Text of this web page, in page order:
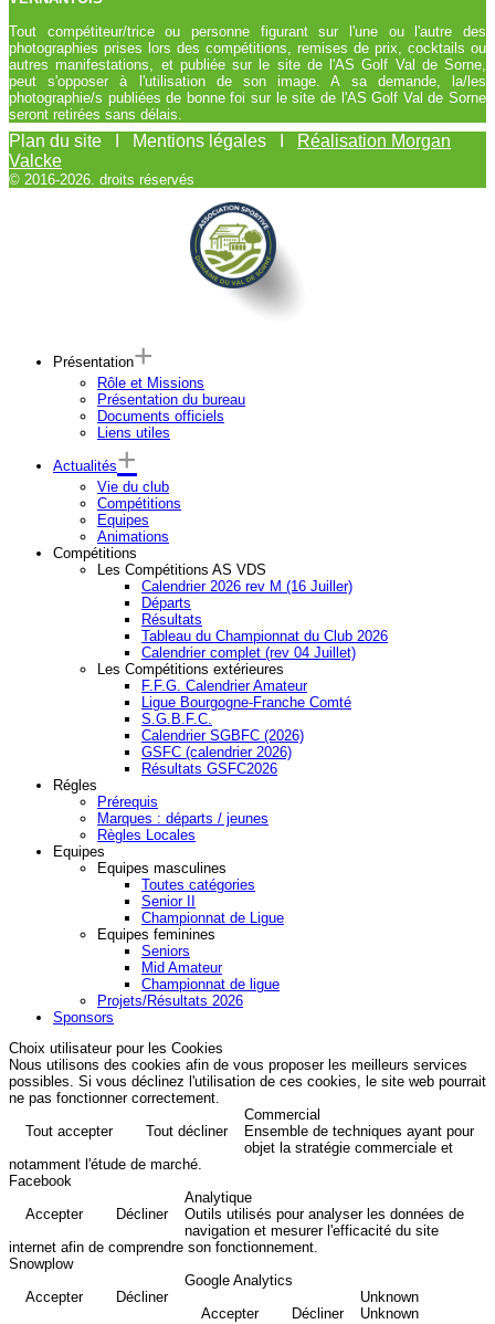
Tout compétiteur/trice ou personne figurant sur l'une ou l'autre des
photographies prises lors des compétitions, remises de prix, cocktails ou
autres manifestations, et publiée sur le site de l'AS Golf Val de Sorne,
peut s'opposer à l'utilisation de son image. A sa demande, la/les
photographie/s publiées de bonne foi sur le site de l'AS Golf Val de Sorne
seront retirées sans délais.
Plan du site I Mentions légales I
Réalisation Morgan
Valcke
© 2016-2026. droits réservés
Présentation
Rôle et Missions
Présentation du bureau
Documents officiels
Liens utiles
Actualités
Vie du club
Compétitions
Equipes
Animations
Compétitions
Les Compétitions AS VDS
Calendrier 2026 rev M (16 Juiller)
Départs
Résultats
Tableau du Championnat du Club 2026
Calendrier complet (rev 04 Juillet)
Les Compétitions extérieures
F.F.G. Calendrier Amateur
Ligue Bourgogne-Franche Comté
S.G.B.F.C.
Calendrier SGBFC (2026)
GSFC (calendrier 2026)
Résultats GSFC2026
Régles
Prérequis
Marques : départs / jeunes
Règles Locales
Equipes
Equipes masculines
Toutes catégories
Senior II
Championnat de Ligue
Equipes feminines
Seniors
Mid Amateur
Championnat de ligue
Projets/Résultats 2026
Sponsors
Choix utilisateur pour les Cookies
Nous utilisons des cookies afin de vous proposer les meilleurs services
possibles. Si vous déclinez l'utilisation de ces cookies, le site web pourrait
ne pas fonctionner correctement.
Tout accepter
Tout décliner
Commercial
Ensemble de techniques ayant pour
objet la stratégie commerciale et
notamment l'étude de marché.
Facebook
Accepter
Décliner
Analytique
Outils utilisés pour analyser les données de
navigation et mesurer l'efficacité du site
internet afin de comprendre son fonctionnement.
Snowplow
Accepter
Décliner
Google Analytics
Accepter
Décliner
Unknown
Unknown